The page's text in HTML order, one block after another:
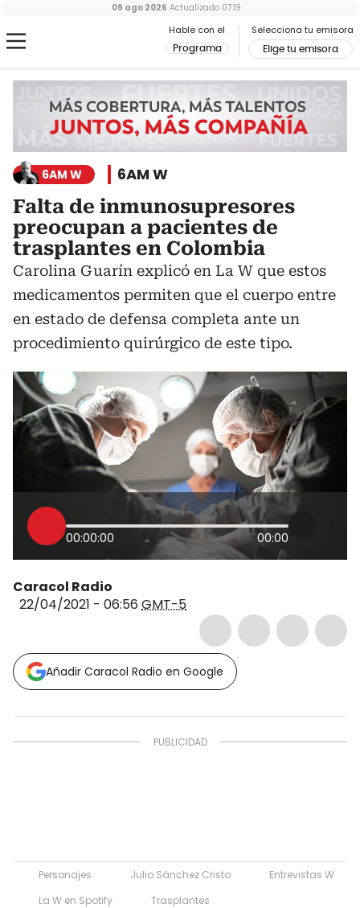
Hable con el
Programa
Selecciona tu emisora
Elige tu emisora
09 ago 2026 Actualizado 07:19
6AM W 6AM W
Falta de inmunosupresores
preocupan a pacientes de
trasplantes en Colombia
Carolina Guarín explicó en La W que estos
medicamentos permiten que el cuerpo entre
en estado de defensa completa ante un
procedimiento quirúrgico de este tipo.
00:00:00 00:00
Caracol Radio
22/04/2021 - 06:56 GMT-5
Añadir Caracol Radio en Google
Personajes Julio Sánchez Cristo
Entrevistas W
La W en Spotify
Trasplantes